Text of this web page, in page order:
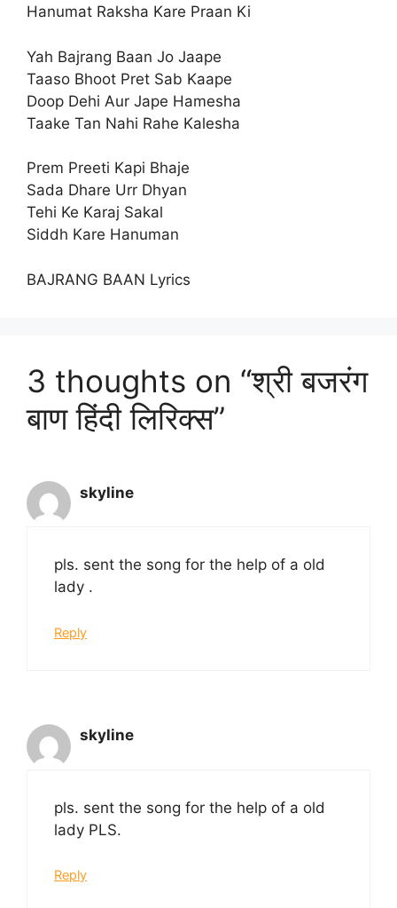
Hanumat Raksha Kare Praan Ki
Yah Bajrang Baan Jo Jaape
Taaso Bhoot Pret Sab Kaape
Doop Dehi Aur Jape Hamesha
Taake Tan Nahi Rahe Kalesha
Prem Preeti Kapi Bhaje
Sada Dhare Urr Dhyan
Tehi Ke Karaj Sakal
Siddh Kare Hanuman
BAJRANG BAAN Lyrics
3 thoughts on “श्री बजरंग
बाण हिंदी लिरिक्स”
skyline
pls. sent the song for the help of a old
lady .
Reply
skyline
pls. sent the song for the help of a old
lady PLS.
Reply